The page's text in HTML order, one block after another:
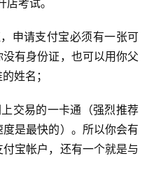
考试。
申请支付宝必须有一张可
有身份证，也可以用你父
姓名；
交易的一卡通（强烈推荐
是最快的）。所以你会有
宝帐户，还有一个就是与